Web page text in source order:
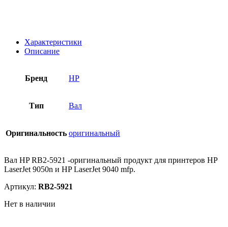
Характеристики
Описание
Бренд HP
Тип Вал
Оригинальность оригинальный
Вал HP RB2-5921 -оригинальный продукт для принтеров HP
LaserJet 9050n и HP LaserJet 9040 mfp.
Артикул: RB2-5921
Нет в наличии